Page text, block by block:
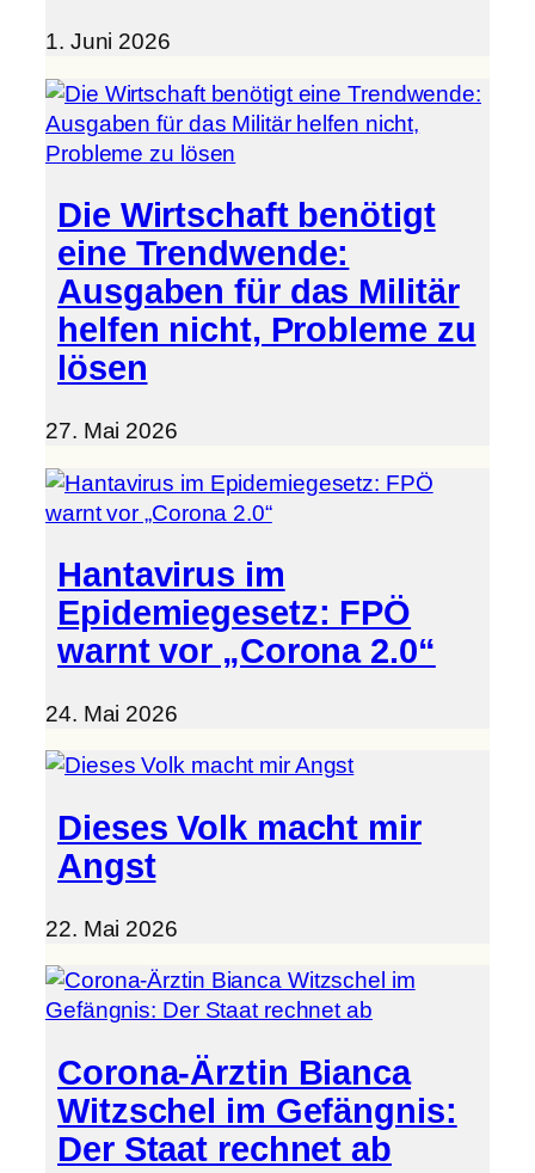
1. Juni 2026
Die Wirtschaft benötigt
eine Trendwende:
Ausgaben für das Militär
helfen nicht, Probleme zu
lösen
27. Mai 2026
Hantavirus im
Epidemiegesetz: FPÖ
warnt vor „Corona 2.0“
24. Mai 2026
Dieses Volk macht mir
Angst
22. Mai 2026
Corona-Ärztin Bianca
Witzschel im Gefängnis:
Der Staat rechnet ab